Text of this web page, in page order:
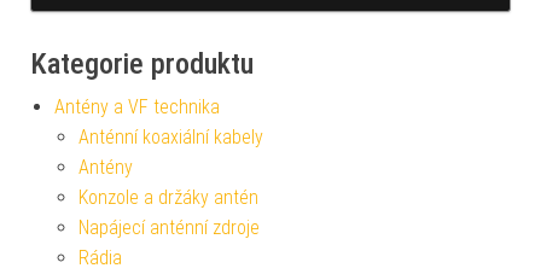
Kategorie produktu
Antény a VF technika
Anténní koaxiální kabely
Antény
Konzole a držáky antén
Napájecí anténní zdroje
Rádia